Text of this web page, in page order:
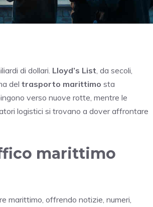
di dollari. Lloyd’s List , da secoli,
del trasporto marittimo sta
verso nuove rotte, mentre le
logistici si trovano a dover affrontare
marittimo
marittimo, offrendo notizie, numeri,